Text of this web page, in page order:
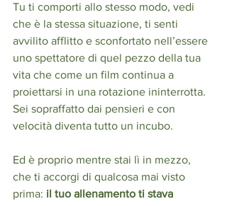
Tu ti comporti allo stesso modo, vedi
che è la stessa situazione, ti senti
avvilito afflitto e sconfortato nell’essere
uno spettatore di quel pezzo della tua
vita che come un film continua a
proiettarsi in una rotazione ininterrotta.
Sei sopraffatto dai pensieri e con
velocità diventa tutto un incubo.
Ed è proprio mentre stai lì in mezzo,
che ti accorgi di qualcosa mai visto
prima: il tuo allenamento ti stava